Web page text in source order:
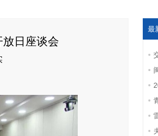
放日座谈会
最